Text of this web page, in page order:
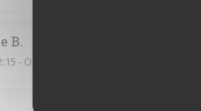
B
- Ospiti 2